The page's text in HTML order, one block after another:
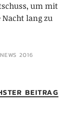
um mit
Nacht lang zu
NEWS 2016
BEITRAG